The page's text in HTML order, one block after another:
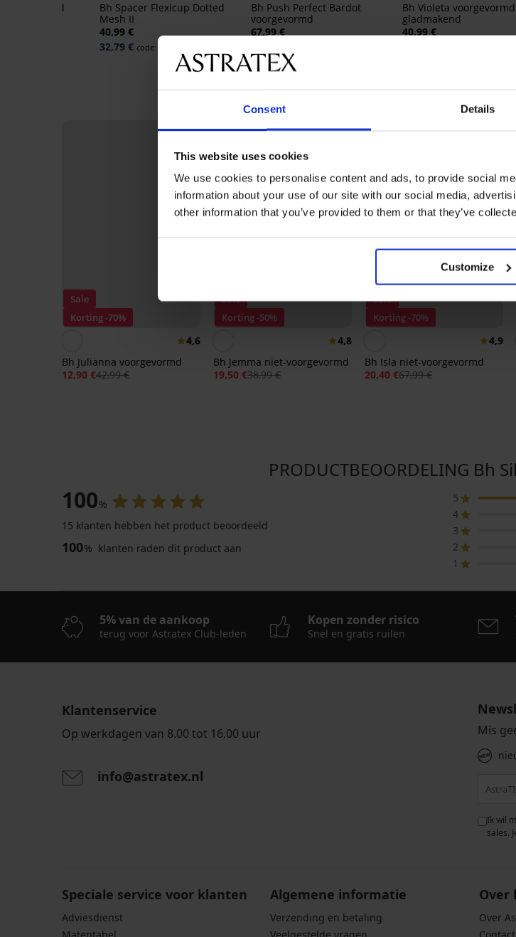
Consent Details
This website uses cookies
We use cookies to personalise content and ads, to provide social
information about your use of our site with our social media,
other information that you’ve provided to them or that they’ve
Customize
gladmakend
Bh Spacer Flexicup Dotted
Mesh II
40,99 €
32,79 € code:
Bh Push Perfect Bardot
voorgevormd
67,99 €
Bh Violeta voorgevormd
gladmakend
40,99 €
Ontdek
Sale
Korting -70%
LIMITED
4,6
Bh Julianna voorgevormd
12,90 €42,99 €
Sale
Korting -50%
LIMITED
4,8
Bh Jemma niet-voorgevormd
19,50 €38,99 €
Sale
Korting -70%
4,9
Bh Isla niet-voorgevormd
20,40 €67,99 €
PRODUCTBEOORDELING Bh
100%
15 klanten hebben het product beoordeeld
100% klanten raden dit product aan
5
4
3
2
1
5% van de aankoop
terug voor Astratex Club-leden
Kopen zonder risico
Snel en gratis ruilen
Klantenservice
Op werkdagen van 8.00 tot 16.00 uur
info@astratex.nl
Mis
Ik wil
sales.
Speciale service voor klanten
Adviesdienst
Algemene informatie
Verzending en betaling
Over
Over